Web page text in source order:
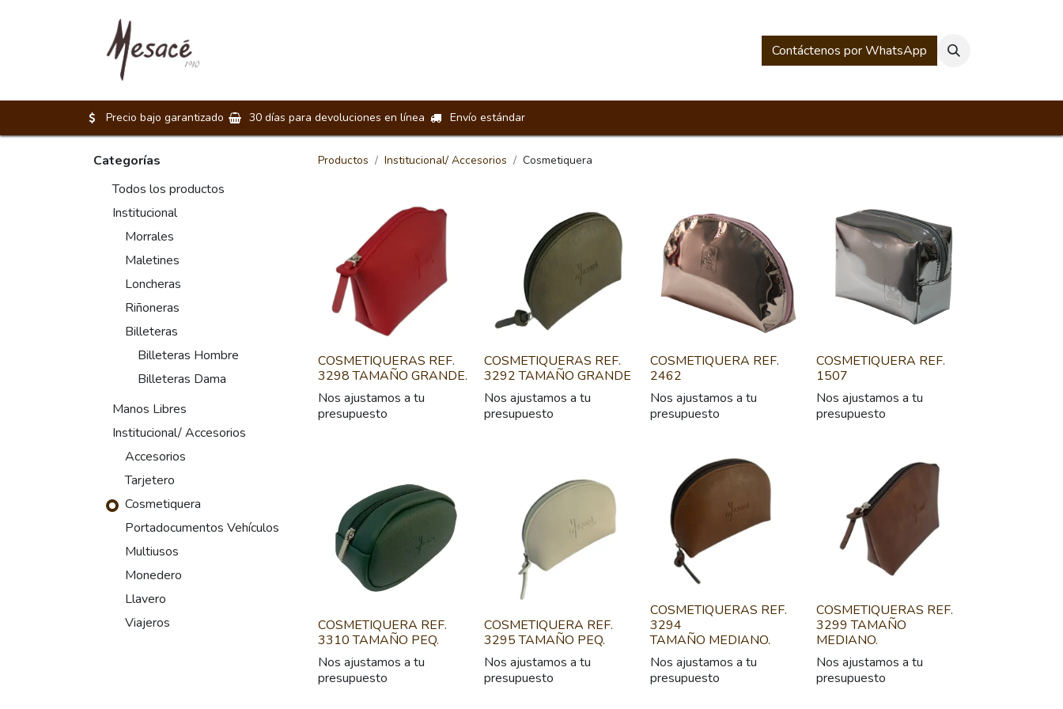
Historia Mesacé
Contáctenos por WhatsApp
Precio bajo garantizado 30 días para devoluciones en línea Envío estándar
Categorías
Todos los productos
Institucional
Morrales
Maletines
Loncheras
Riñoneras
Billeteras
Billeteras Hombre
Billeteras Dama
Manos Libres
Institucional/ Accesorios
Accesorios
Tarjetero
Cosmetiquera
Portadocumentos Vehículos
Multiusos
Monedero
Llavero
Viajeros
Productos Institucional/ Accesorios Cosmetiquera
COSMETIQUERAS REF.
3298 TAMAÑO GRANDE.
Nos ajustamos a tu
presupuesto
COSMETIQUERAS REF.
3292 TAMAÑO GRANDE
Nos ajustamos a tu
presupuesto
COSMETIQUERA REF.
2462
Nos ajustamos a tu
presupuesto
COSMETIQUERA REF.
1507
Nos ajustamos a tu
presupuesto
COSMETIQUERA REF.
3310 TAMAÑO PEQ.
Nos ajustamos a tu
presupuesto
COSMETIQUERA REF.
3295 TAMAÑO PEQ.
Nos ajustamos a tu
presupuesto
COSMETIQUERAS REF.
3294
TAMAÑO MEDIANO.
Nos ajustamos a tu
presupuesto
COSMETIQUERAS REF.
3299 TAMAÑO
MEDIANO.
Nos ajustamos a tu
presupuesto